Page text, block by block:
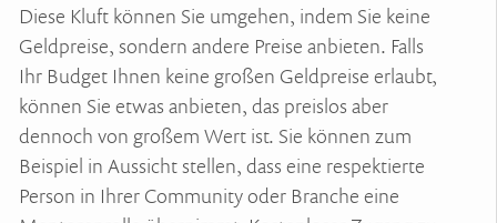
Diese Kluft können Sie umgehen, indem Sie keine
Geldpreise, sondern andere Preise anbieten. Falls
Ihr Budget Ihnen keine großen Geldpreise erlaubt,
können Sie etwas anbieten, das preislos aber
dennoch von großem Wert ist. Sie können zum
Beispiel in Aussicht stellen, dass eine respektierte
Person in Ihrer Community oder Branche eine